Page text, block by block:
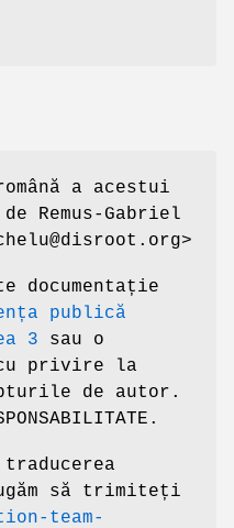
a acestui
Remus-Gabriel
documentație
publică
3 sau o
privire la
de autor.
să trimiteți
team-